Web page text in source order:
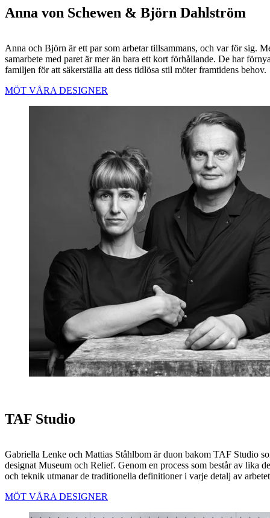
Anna von Schewen & Björn Dahlström
Anna och Björn är ett par som arbetar tillsammans, och var för sig.
samarbete med paret är mer än bara ett kort förhållande. De har
familjen för att säkerställa att dess tidlösa stil möter framtidens behov.
MÖT VÅRA DESIGNER
TAF Studio
Gabriella Lenke och Mattias Ståhlbom är duon bakom TAF Studio
designat Museum och Relief. Genom en process som består av lika
och teknik utmanar de traditionella definitioner i varje detalj av
MÖT VÅRA DESIGNER